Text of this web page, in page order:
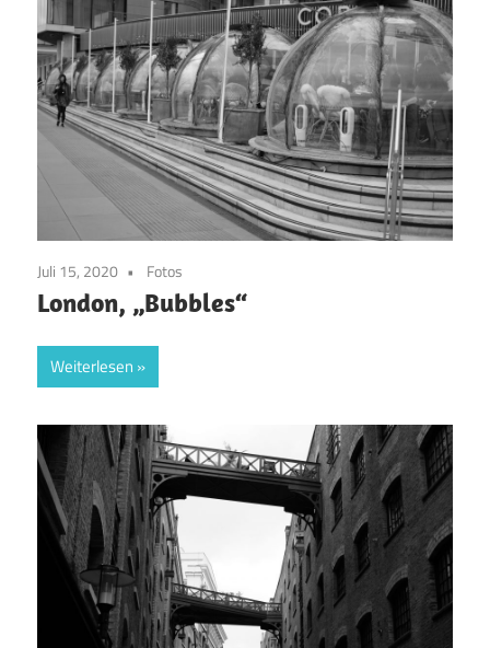
Juli 15, 2020 Fotos
London, „Bubbles“
Weiterlesen